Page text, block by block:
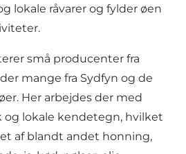
lokale råvarer og fylder øen
små producenter fra
mange fra Sydfyn og de
Her arbejdes der med
lokale kendetegn, hvilket
af blandt andet honning,